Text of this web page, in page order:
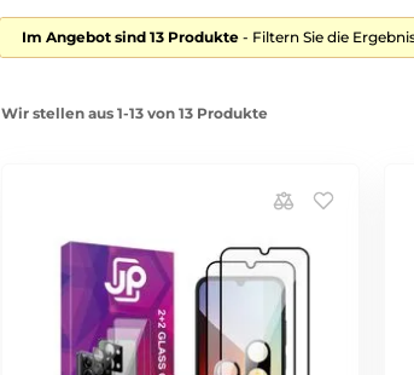
Im Angebot sind 13 Produkte - Filtern Sie die
Wir stellen aus 1-13 von 13 Produkte